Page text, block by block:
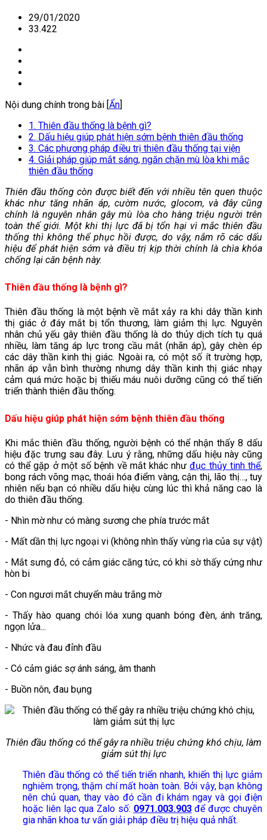
29/01/2020
33.422
Nội dung chính trong bài [Ẩn]
1. Thiên đầu thống là bệnh gì?
2. Dấu hiệu giúp phát hiện sớm bệnh thiên đầu thống
3. Các phương pháp điều trị thiên đầu thống tại viện
4. Giải pháp giúp mắt sáng, ngăn chặn mù lòa khi mắc
thiên đầu thống
Thiên đầu thống còn được biết đến với nhiều tên quen thuộc
khác như tăng nhãn áp, cườm nước, glocom, và đây cũng
chính là nguyên nhân gây mù lòa cho hàng triệu người trên
toàn thế giới. Một khi thị lực đã bị tổn hại vì mắc thiên đầu
thống thì không thể phục hồi được, do vậy, nắm rõ các dấu
hiệu để phát hiện sớm và điều trị kịp thời chính là chìa khóa
chống lại căn bệnh này.
Thiên đầu thống là bệnh gì?
Thiên đầu thống là một bệnh về mắt xảy ra khi dây thần kinh
thị giác ở đáy mắt bị tổn thương, làm giảm thị lực. Nguyên
nhân chủ yếu gây thiên đầu thống là do thủy dịch tích tụ quá
nhiều, làm tăng áp lực trong cầu mắt (nhãn áp), gây chèn ép
các dây thần kinh thị giác. Ngoài ra, có một số ít trường hợp,
nhãn áp vẫn bình thường nhưng dây thần kinh thị giác nhạy
cảm quá mức hoặc bị thiếu máu nuôi dưỡng cũng có thể tiến
triển thành thiên đầu thống.
Dấu hiệu giúp phát hiện sớm bệnh thiên đầu thống
Khi mắc thiên đầu thống, người bệnh có thể nhận thấy 8 dấu
hiệu đặc trưng sau đây. Lưu ý rằng, những dấu hiệu này cũng
có thể gặp ở một số bệnh về mắt khác nhưđục thủy tinh thể,
bong rách võng mạc, thoái hóa điểm vàng, cận thị, lão thị…, tuy
nhiên nếu bạn có nhiều dấu hiệu cùng lúc thì khả năng cao là
do thiên đầu thống.
- Nhìn mờ như có màng sương che phía trước mắt
- Mất dần thị lực ngoại vi (không nhìn thấy vùng rìa của sự vật)
- Mắt sưng đỏ, có cảm giác căng tức, có khi sờ thấy cứng như
hòn bi
- Con ngươi mắt chuyển màu trắng mờ
- Thấy hào quang chói lóa xung quanh bóng đèn, ánh trăng,
ngọn lửa...
- Nhức và đau đỉnh đầu
- Có cảm giác sợ ánh sáng, âm thanh
- Buồn nôn, đau bụng
Thiên đầu thống có thể gây ra nhiều triệu chứng khó chịu, làm
giảm sút thị lực
Thiên đầu thống có thể tiến triển nhanh, khiến thị lực giảm
nghiêm trọng, thậm chí mất hoàn toàn. Bởi vậy, bạn không
nên chủ quan, thay vào đó cần đi khám ngay và gọi điện
hoặc liên lạc qua Zalo số: 0971.003.903để được chuyên
gia nhãn khoa tư vấn giải pháp điều trị hiệu quả nhất.